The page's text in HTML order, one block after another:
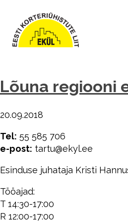
Lõuna regiooni
20.09.2018
Tel: 55 585 706
e-post: tartu@ekyl.ee
Esinduse juhataja Kristi
Tööajad:
T 14:30-17:00
R 12:00-17:00